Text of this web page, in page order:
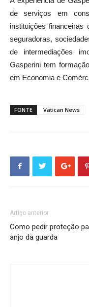
de serviços em
instituições financeiras
seguradoras,
de intermediações
Gasperini tem
em Economia e
FONTE Vatican News
Artigo anterior
Como pedir proteção
anjo da guarda